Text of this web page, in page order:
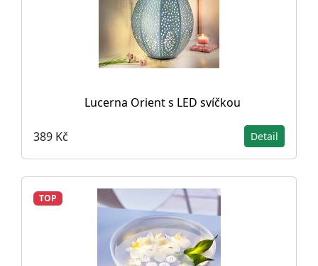
Lucerna Orient s LED svíčkou
389 Kč Detail
TOP